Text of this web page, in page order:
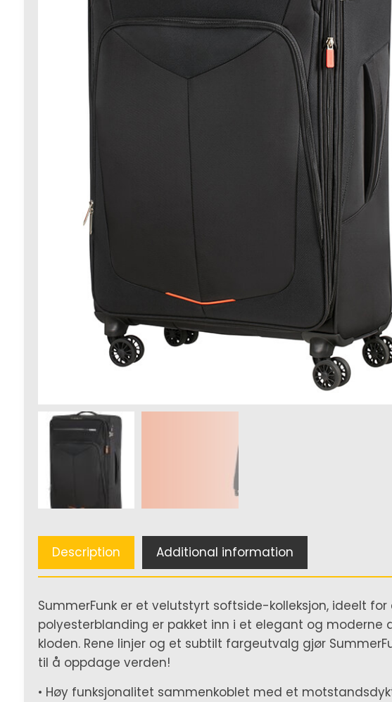
Description Additional information
SummerFunk er et velutstyrt softside-kolleksjon, ideelt
polyesterblanding er pakket inn i et elegant og moderne
kloden. Rene linjer og et subtilt fargeutvalg gjør
til å oppdage verden!
• Høy funksjonalitet sammenkoblet med et